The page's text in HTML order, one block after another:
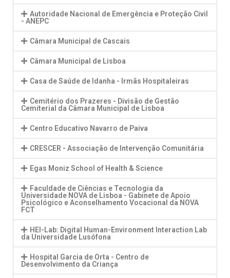
Autoridade Nacional de Emergência e Proteção Civil
- ANEPC
Câmara Municipal de Cascais
Câmara Municipal de Lisboa
Casa de Saúde de Idanha - Irmãs Hospitaleiras
Cemitério dos Prazeres - Divisão de Gestão
Cemiterial da Câmara Municipal de Lisboa
Centro Educativo Navarro de Paiva
CRESCER - Associação de Intervenção Comunitária
Egas Moniz School of Health & Science
Faculdade de Ciências e Tecnologia da
Universidade NOVA de Lisboa - Gabinete de Apoio
Psicológico e Aconselhamento Vocacional da NOVA
FCT
HEI-Lab: Digital Human-Environment Interaction Lab
da Universidade Lusófona
Hospital Garcia de Orta - Centro de
Desenvolvimento da Criança